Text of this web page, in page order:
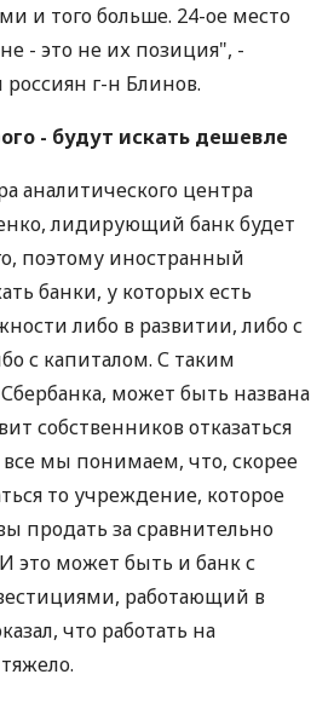
и того больше. 24-ое место
- это не их позиция", -
г-н Блинов.
- будут искать дешевле
аналитического центра
лидирующий банк будет
поэтому иностранный
банки, у которых есть
либо в развитии, либо с
с капиталом. С таким
может быть названа
собственников отказаться
все мы понимаем, что, скорее
то учреждение, которое
продать за сравнительно
это может быть и банк с
работающий в
что работать на